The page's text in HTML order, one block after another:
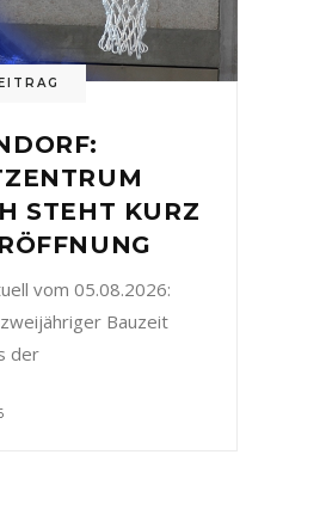
STEHT KURZ
vom 05.08.2026:
Bauzeit
der